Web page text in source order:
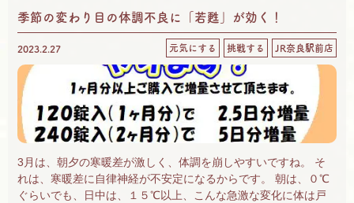
季節の変わり目の体調不良に「若甦」が効く！
2023.2.27 元気にする 挑戦する JR奈良駅前店
3月は、朝夕の寒暖差が激しく、体調を崩しやすいですね。 そ
れは、寒暖差に自律神経が不安定になるからです。 朝は、０℃
ぐらいでも、日中は、１５℃以上、こんな急激な変化に体は戸